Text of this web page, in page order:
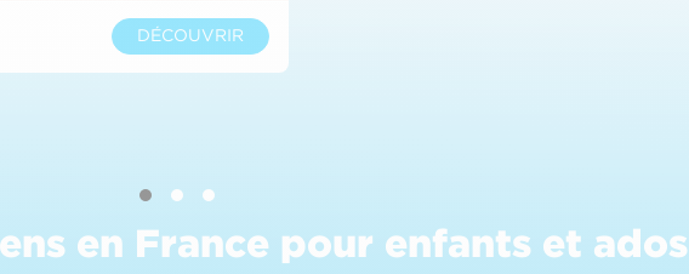
DÉCOUVRIR
en France pour enfants et ados